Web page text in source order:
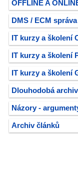
OFFLINE A
DMS / ECM
IT kurzy a školení
IT kurzy a školení
IT kurzy a školení
Dlouhodobá
Názory -
Archiv článků